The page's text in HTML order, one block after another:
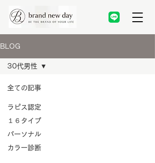
BLOG
全ての記事
ラピス認定
１６タイプ
パーソナル
カラー診断
30代男性